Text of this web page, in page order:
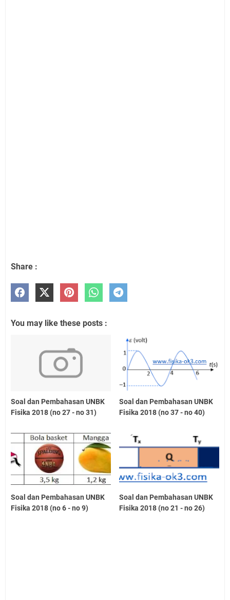
Share :
You may like these posts :
Soal dan Pembahasan UNBK
Fisika 2018 (no 27 - no 31)
Soal dan Pembahasan UNBK
Fisika 2018 (no 37 - no 40)
Soal dan Pembahasan UNBK
Fisika 2018 (no 6 - no 9)
Soal dan Pembahasan UNBK
Fisika 2018 (no 21 - no 26)